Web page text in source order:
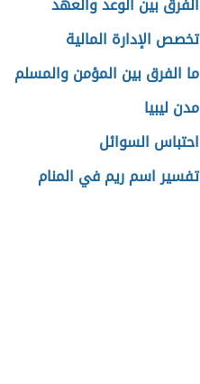
تخصص الإدارة المالية
ما الفرق بين المؤمن والمسلم
مدن ليبيا
احتباس السوائل
تفسير اسم ريم في المنام